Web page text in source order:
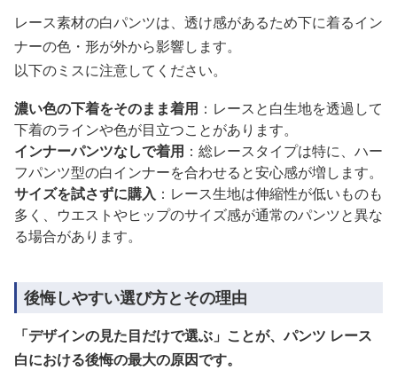
レース素材の白パンツは、透け感があるため下に着るイン
ナーの色・形が外から影響します。
以下のミスに注意してください。
濃い色の下着をそのまま着用 ：レースと白生地を透過して
下着のラインや色が目立つことがあります。
インナーパンツなしで着用 ：総レースタイプは特に、ハー
フパンツ型の白インナーを合わせると安心感が増します。
サイズを試さずに購入 ：レース生地は伸縮性が低いものも
多く、ウエストやヒップのサイズ感が通常のパンツと異な
る場合があります。
後悔しやすい選び方とその理由
「デザインの見た目だけで選ぶ」ことが、パンツ レース
白における後悔の最大の原因です。